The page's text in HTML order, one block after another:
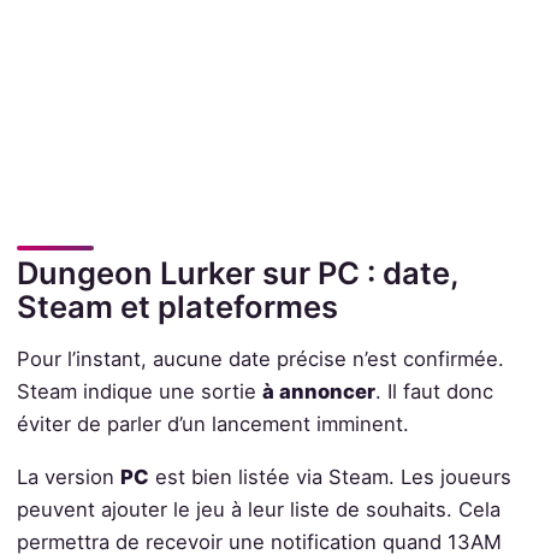
Dungeon Lurker sur PC : date,
Steam et plateformes
Pour l’instant, aucune date précise n’est confirmée.
Steam indique une sortie à annoncer. Il faut donc
éviter de parler d’un lancement imminent.
La version PC est bien listée via Steam. Les joueurs
peuvent ajouter le jeu à leur liste de souhaits. Cela
permettra de recevoir une notification quand 13AM